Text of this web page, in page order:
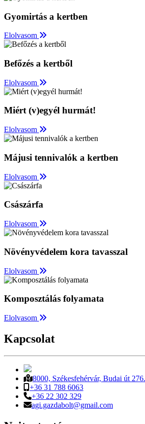
Gyomirtás a kertben
Elolvasom
Befőzés a kertből
Elolvasom
Miért (v)egyél hurmát!
Elolvasom
Májusi tennivalók a kertben
Elolvasom
Császárfa
Elolvasom
Növényvédelem kora tavasszal
Elolvasom
Komposztálás folyamata
Elolvasom
Kapcsolat
8000, Székesfehérvár, Budai út 276.
+36 31 788 6063
+36 22 302 329
agi.gazdabolt@gmail.com